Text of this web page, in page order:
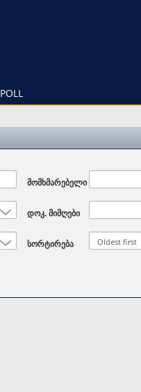
POLL
მომხმარებელი
დოკ. მიმღები
სორტირება Oldest first